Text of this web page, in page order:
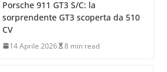
Porsche 911 GT3 S/C: la
sorprendente GT3 scoperta da 510
CV
14 Aprile 2026 8 min read